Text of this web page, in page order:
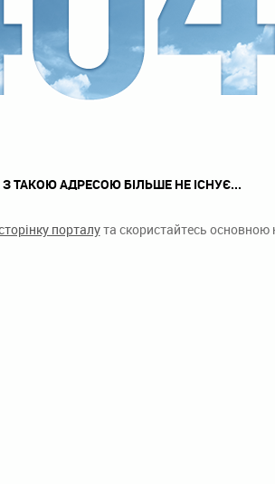
З ТАКОЮ АДРЕСОЮ БІЛЬШЕ НЕ ІСНУЄ...
порталута скористайтесь основною